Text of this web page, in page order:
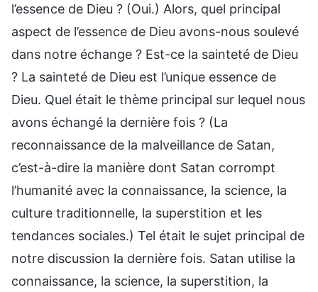
l’essence de Dieu ? (Oui.) Alors, quel principal
aspect de l’essence de Dieu avons-nous soulevé
dans notre échange ? Est-ce la sainteté de Dieu
? La sainteté de Dieu est l’unique essence de
Dieu. Quel était le thème principal sur lequel nous
avons échangé la dernière fois ? (La
reconnaissance de la malveillance de Satan,
c’est-à-dire la manière dont Satan corrompt
l’humanité avec la connaissance, la science, la
culture traditionnelle, la superstition et les
tendances sociales.) Tel était le sujet principal de
notre discussion la dernière fois. Satan utilise la
connaissance, la science, la superstition, la